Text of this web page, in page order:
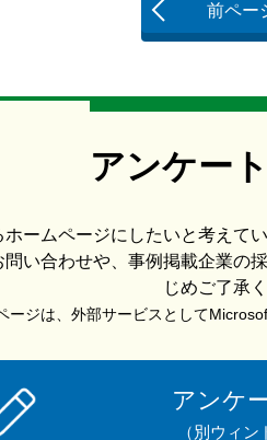
前ペー
アンケー
ームページにしたいと考えて
い合わせや、事例掲載企業
じめご了承
ージは、外部サービスとして
アンケ
（別ウィン